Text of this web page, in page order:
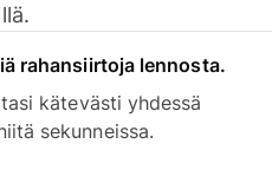
rahansiirtoja lennosta.
kätevästi yhdessä
sekunneissa.